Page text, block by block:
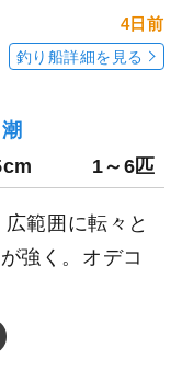
4日前
釣り船詳細を見る
1～6匹
範囲に転々と
強く。オデコ